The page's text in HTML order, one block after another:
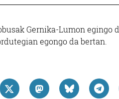
Gernika-Lumon egingo
egongo da bertan.